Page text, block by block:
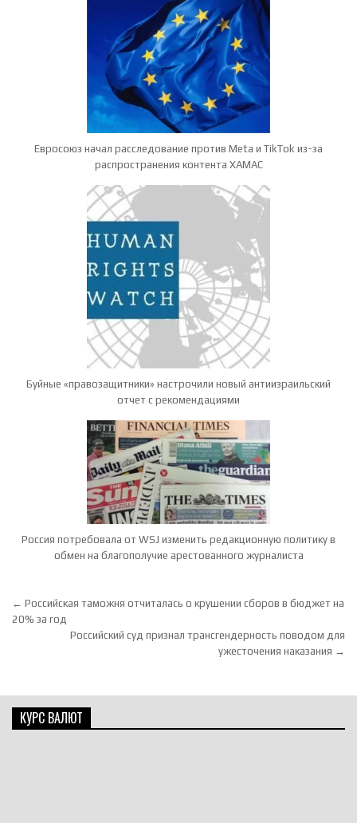
Евросоюз начал расследование против Meta и TikTok из-за
распространения контента ХАМАС
Буйные «правозащитники» настрочили новый антиизраильский
отчет с рекомендациями
Россия потребовала от WSJ изменить редакционную политику в
обмен на благополучие арестованного журналиста
Навигация по записям
← Российская таможня отчиталась о крушении сборов в бюджет на
20% за год
Российский суд признал трансгендерность поводом для
ужесточения наказания →
КУРС ВАЛЮТ